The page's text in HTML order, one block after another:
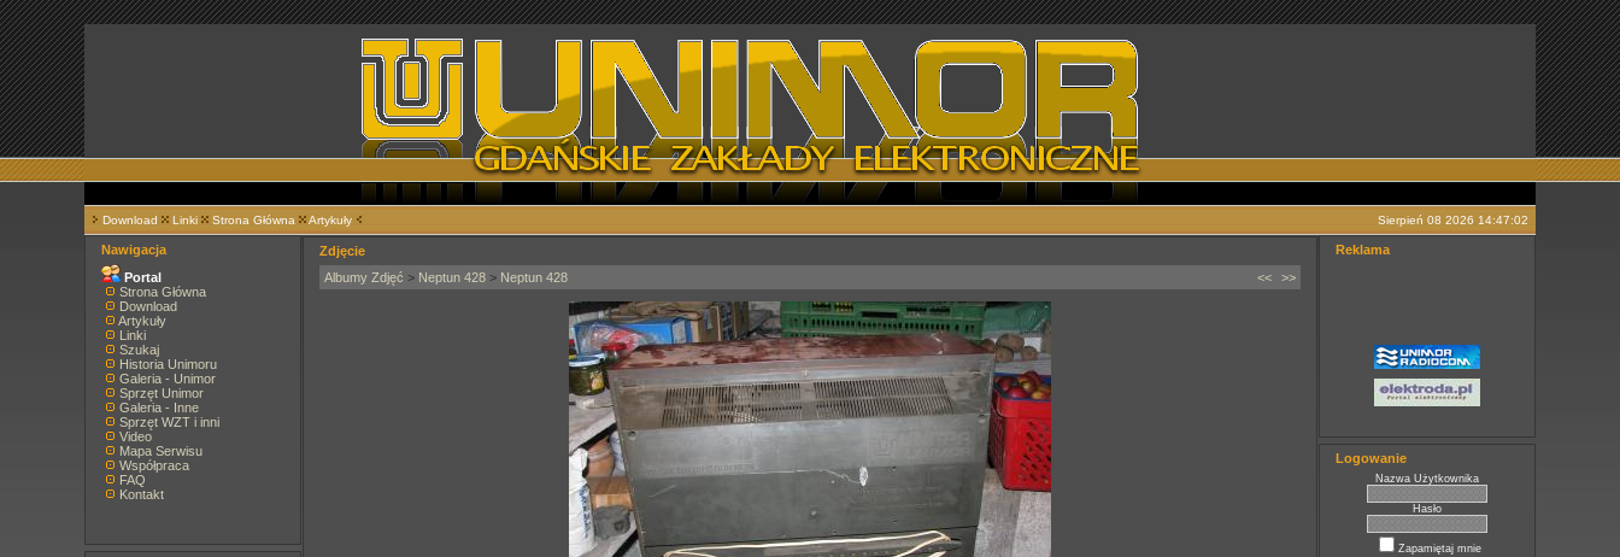
Download Linki Strona Główna Artykuły Sierpień 08 2026 14:47:02
Nawigacja
Portal
Strona Główna
Download
Artykuły
Linki
Szukaj
Historia Unimoru
Galeria - Unimor
Sprzęt Unimor
Galeria - Inne
Sprzęt WZT i inni
Video
Mapa Serwisu
Współpraca
FAQ
Kontakt
Zdjęcie
Albumy Zdjęć > Neptun 428 > Neptun 428 << >>
Reklama
Logowanie
Nazwa Użytkownika
Hasło
Zapamiętaj mnie